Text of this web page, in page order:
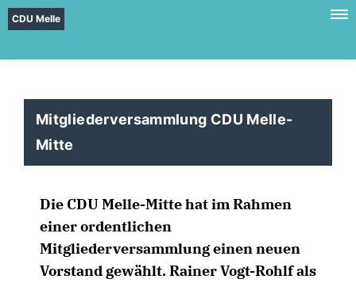
CDU Melle
Mitgliederversammlung CDU Melle-
Mitte
Die CDU Melle-Mitte hat im Rahmen
einer ordentlichen
Mitgliederversammlung einen neuen
Vorstand gewählt. Rainer Vogt-Rohlf als